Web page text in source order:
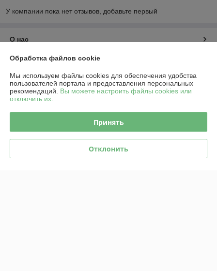
У компании пока нет отзывов, добавьте первый
О нас
Контакты
Доставка и оплата
Полная версия сайта
Политика обработки cookies
Обработка файлов cookie
Мы используем файлы cookies для обеспечения удобства
пользователей портала и предоставления персональных
рекомендаций. Вы можете настроить файлы cookies или
отключить их.
Принять
Отклонить